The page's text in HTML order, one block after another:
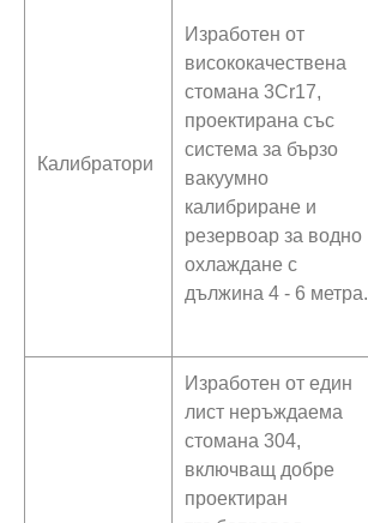
Калибратори
Изработен от
висококачествена
стомана 3Cr17,
проектирана със
система за бързо
вакуумно
калибриране и
резервоар за водно
охлаждане с
дължина 4 - 6 метра.
Изработен от един
лист неръждаема
стомана 304,
включващ добре
проектиран